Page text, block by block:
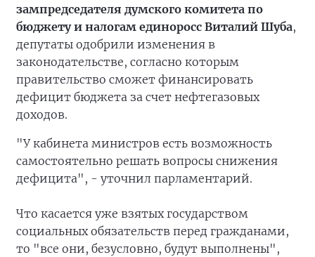
зампредседателя думского комитета по
бюджету и налогам единоросс Виталий Шуба,
депутаты одобрили изменения в
законодательстве, согласно которым
правительство сможет финансировать
дефицит бюджета за счет нефтегазовых
доходов.
"У кабинета министров есть возможность
самостоятельно решать вопросы снижения
дефицита", - уточнил парламентарий.
Что касается уже взятых государством
социальных обязательств перед гражданами,
то "все они, безусловно, будут выполнены",